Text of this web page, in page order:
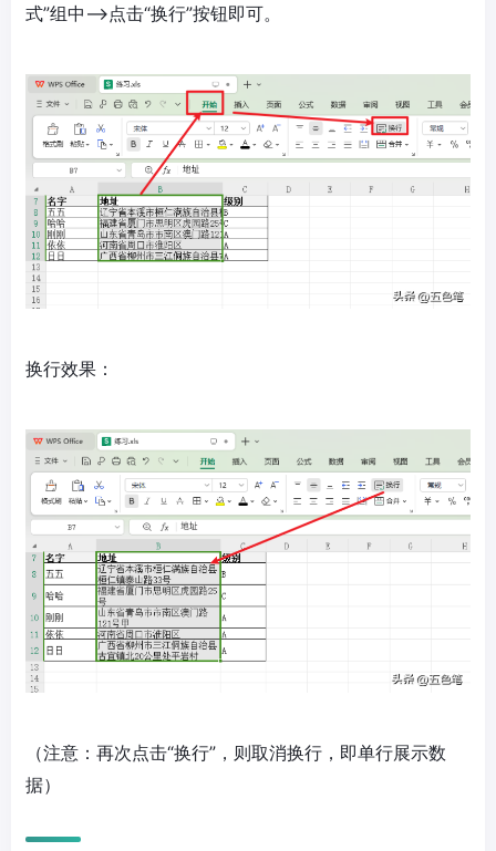
式”组中—>点击“换行”按钮即可。
换行效果：
（注意：再次点击“换行”，则取消换行，即单行展示数
据）